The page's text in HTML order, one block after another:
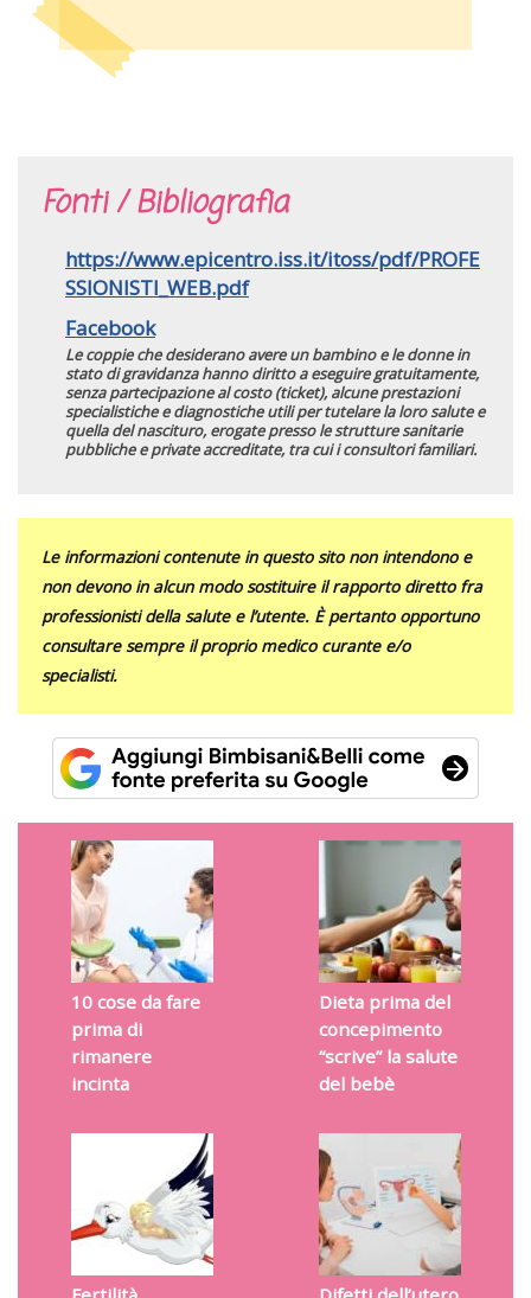
Fonti / Bibliografia
https://www.epicentro.iss.it/itoss/pdf/PROFE
SSIONISTI_WEB.pdf
Facebook
Le coppie che desiderano avere un bambino e le donne in
stato di gravidanza hanno diritto a eseguire gratuitamente,
senza partecipazione al costo (ticket), alcune prestazioni
specialistiche e diagnostiche utili per tutelare la loro salute e
quella del nascituro, erogate presso le strutture sanitarie
pubbliche e private accreditate, tra cui i consultori familiari.
Le informazioni contenute in questo sito non intendono e
non devono in alcun modo sostituire il rapporto diretto fra
professionisti della salute e l’utente. È pertanto opportuno
consultare sempre il proprio medico curante e/o
specialisti.
10 cose da fare
prima di
rimanere
incinta
Dieta prima del
concepimento
“scrive” la salute
del bebè